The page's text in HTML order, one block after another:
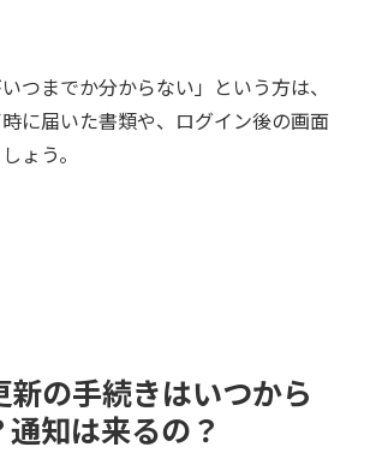
つまでか分からない」という方は、
に届いた書類や、ログイン後の画面
ょう。
新の手続きはいつから
知は来るの？